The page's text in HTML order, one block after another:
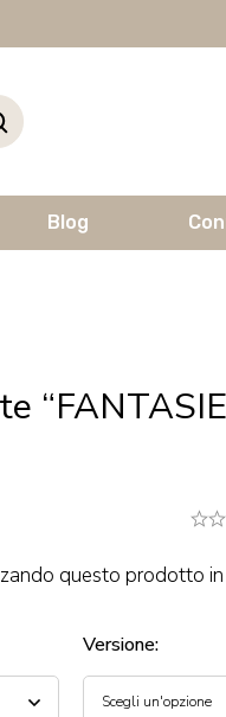
Blog
questo prodotto
Versione: